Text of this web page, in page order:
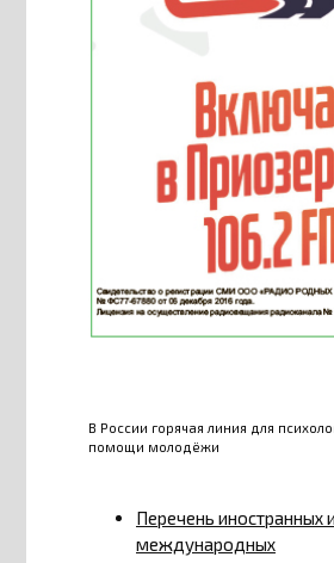
В России горячая линия для
помощи молодёжи
Перечень иностранных и
международных